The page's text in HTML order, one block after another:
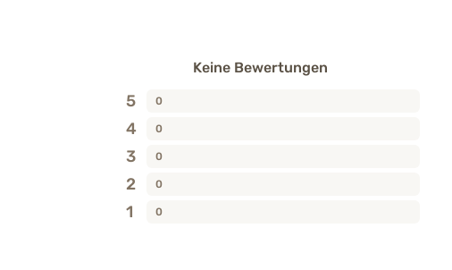
Keine Bewertungen
5 0
4 0
3 0
2 0
1 0